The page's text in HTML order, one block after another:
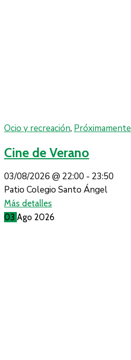
Ocio y recreación, Próximamente
Cine de Verano
03/08/2026 @ 22:00 - 23:50
Patio Colegio Santo Ángel
Más detalles
03 Ago 2026